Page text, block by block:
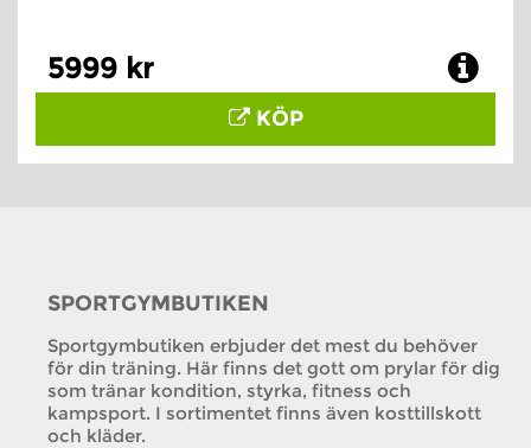
5999 kr
KÖP
SPORTGYMBUTIKEN
Sportgymbutiken erbjuder det mest du behöver
för din träning. Här finns det gott om prylar för dig
som tränar kondition, styrka, fitness och
kampsport. I sortimentet finns även kosttillskott
och kläder.